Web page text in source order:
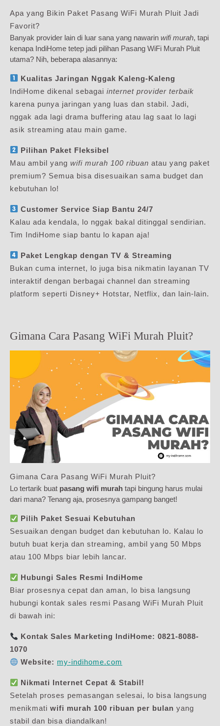
Apa yang Bikin Paket Pasang WiFi Murah Pluit Jadi
Favorit?
Banyak provider lain di luar sana yang nawarin wifi murah, tapi
kenapa IndiHome tetep jadi pilihan Pasang WiFi Murah Pluit
utama? Nih, beberapa alasannya:
Kualitas Jaringan Nggak Kaleng-Kaleng
IndiHome dikenal sebagai internet provider terbaik
karena punya jaringan yang luas dan stabil. Jadi,
nggak ada lagi drama buffering atau lag saat lo lagi
asik streaming atau main game.
Pilihan Paket Fleksibel
Mau ambil yang wifi murah 100 ribuan atau yang paket
premium? Semua bisa disesuaikan sama budget dan
kebutuhan lo!
Customer Service Siap Bantu 24/7
Kalau ada kendala, lo nggak bakal ditinggal sendirian.
Tim IndiHome siap bantu lo kapan aja!
Paket Lengkap dengan TV & Streaming
Bukan cuma internet, lo juga bisa nikmatin layanan TV
interaktif dengan berbagai channel dan streaming
platform seperti Disney+ Hotstar, Netflix, dan lain-lain.
Gimana Cara Pasang WiFi Murah Pluit?
Gimana Cara Pasang WiFi Murah Pluit?
Lo tertarik buat pasang wifi murah tapi bingung harus mulai
dari mana? Tenang aja, prosesnya gampang banget!
Pilih Paket Sesuai Kebutuhan
Sesuaikan dengan budget dan kebutuhan lo. Kalau lo
butuh buat kerja dan streaming, ambil yang 50 Mbps
atau 100 Mbps biar lebih lancar.
Hubungi Sales Resmi IndiHome
Biar prosesnya cepat dan aman, lo bisa langsung
hubungi kontak sales resmi Pasang WiFi Murah Pluit
di bawah ini:
Kontak Sales Marketing IndiHome: 0821-8088-
1070
Website: my-indihome.com
Nikmati Internet Cepat & Stabil!
Setelah proses pemasangan selesai, lo bisa langsung
menikmati wifi murah 100 ribuan per bulan yang
stabil dan bisa diandalkan!